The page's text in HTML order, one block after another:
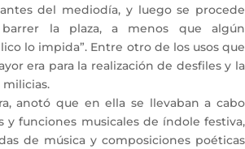
del mediodía, y luego se procede
la plaza, a menos que algún
lo impida”. Entre otro de los usos que
era para la realización de desfiles y la
que en ella se llevaban a cabo
y funciones musicales de índole festiva,
de música y composiciones poéticas